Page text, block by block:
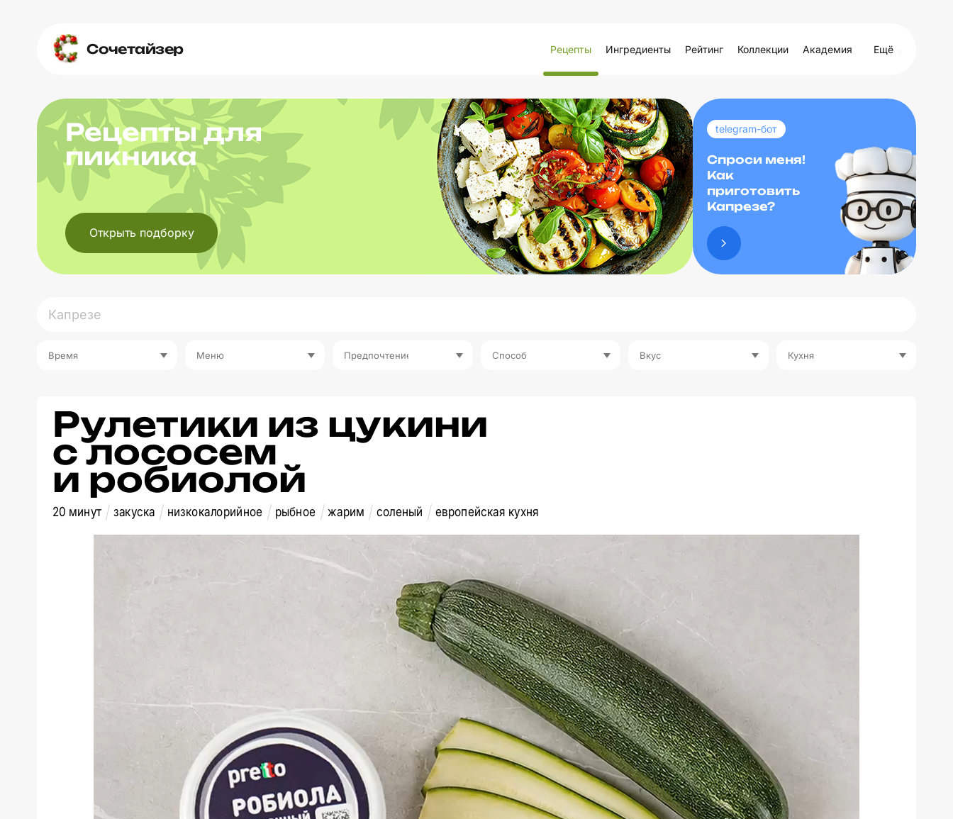
Сочетайзер Рецепты Ингредиенты Рейтинг Коллекции Академия Ещё
Рецепты для
пикника
Открыть подборку
telegram-бот
Спроси меня!
Как
приготовить
Капрезе?
Время Меню Предпочтение Способ Вкус Кухня
Рулетики из цукини
с лососем
и робиолой
20 минут закуска низкокалорийное рыбное жарим соленый европейская кухня